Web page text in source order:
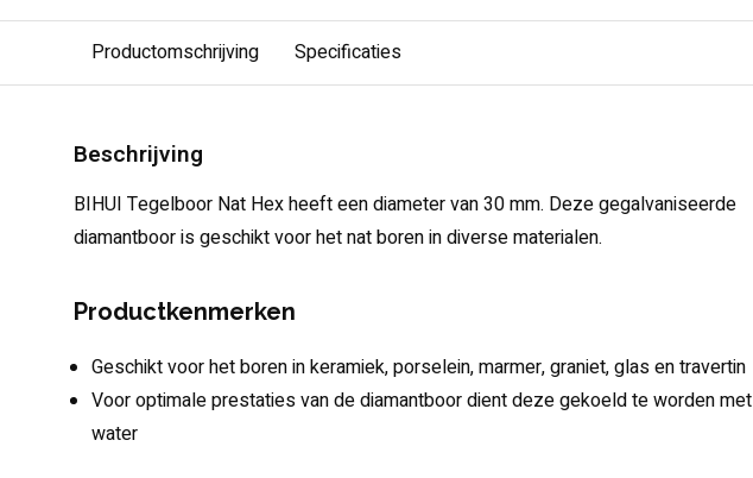
Productomschrijving Specificaties
Beschrijving
BIHUI Tegelboor Nat Hex heeft een diameter van 30 mm. Deze gegalvaniseerde
diamantboor is geschikt voor het nat boren in diverse materialen.
Productkenmerken
Geschikt voor het boren in keramiek, porselein, marmer, graniet, glas en travertin
Voor optimale prestaties van de diamantboor dient deze gekoeld te worden met
water